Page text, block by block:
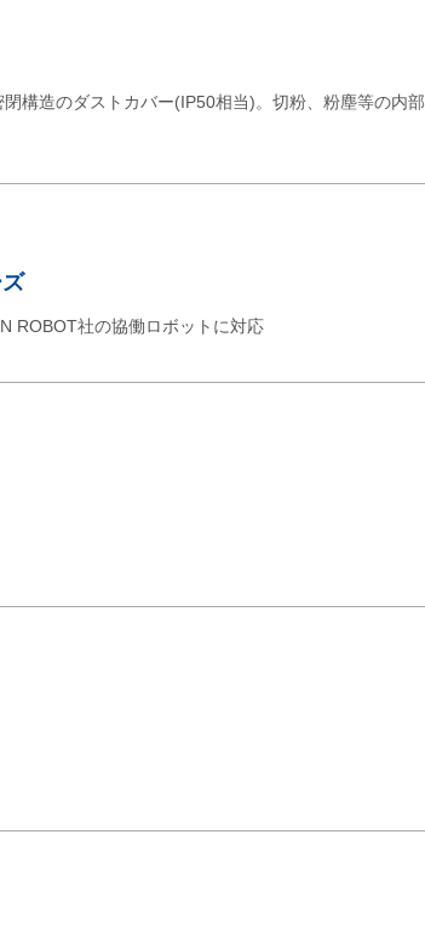
構造のダストカバー(IP50相当)。切粉、粉塵等の内部
ROBOT社の協働ロボットに対応